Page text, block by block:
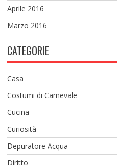
Aprile 2016
Marzo 2016
CATEGORIE
Casa
Costumi di Carnevale
Cucina
Curiosità
Depuratore Acqua
Diritto